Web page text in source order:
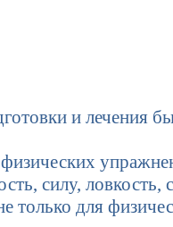
и лечения
силу, ловкость,
только для